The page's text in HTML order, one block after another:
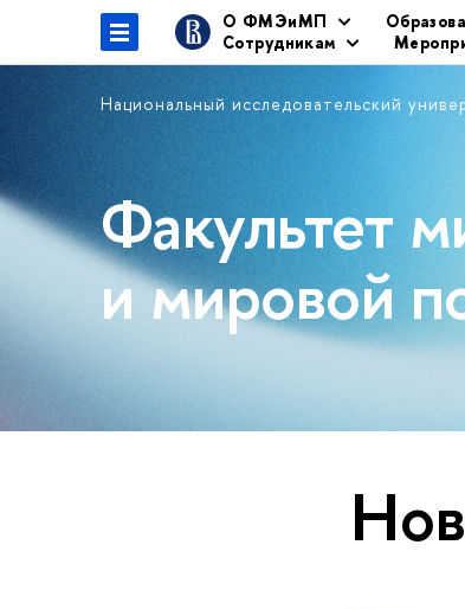
О ФМЭиМП
Сотрудникам
Национальный исследовательский
Факультет
и мировой